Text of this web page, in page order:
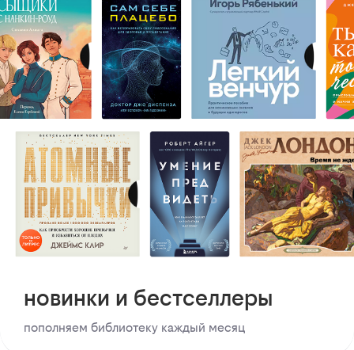
новинки и бестселлеры
пополняем библиотеку каждый месяц